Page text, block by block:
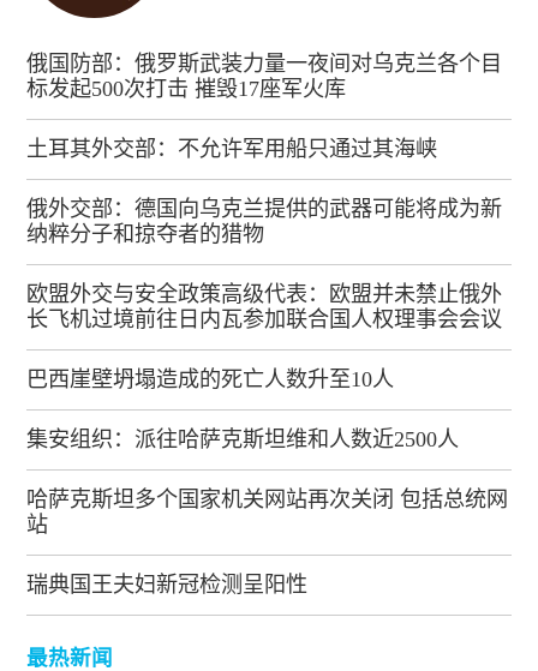
俄国防部：俄罗斯武装力量一夜间对乌克兰各个目
标发起500次打击 摧毁17座军火库
土耳其外交部：不允许军用船只通过其海峡
俄外交部：德国向乌克兰提供的武器可能将成为新
纳粹分子和掠夺者的猎物
欧盟外交与安全政策高级代表：欧盟并未禁止俄外
长飞机过境前往日内瓦参加联合国人权理事会会议
巴西崖壁坍塌造成的死亡人数升至10人
集安组织：派往哈萨克斯坦维和人数近2500人
哈萨克斯坦多个国家机关网站再次关闭 包括总统网
站
瑞典国王夫妇新冠检测呈阳性
最热新闻